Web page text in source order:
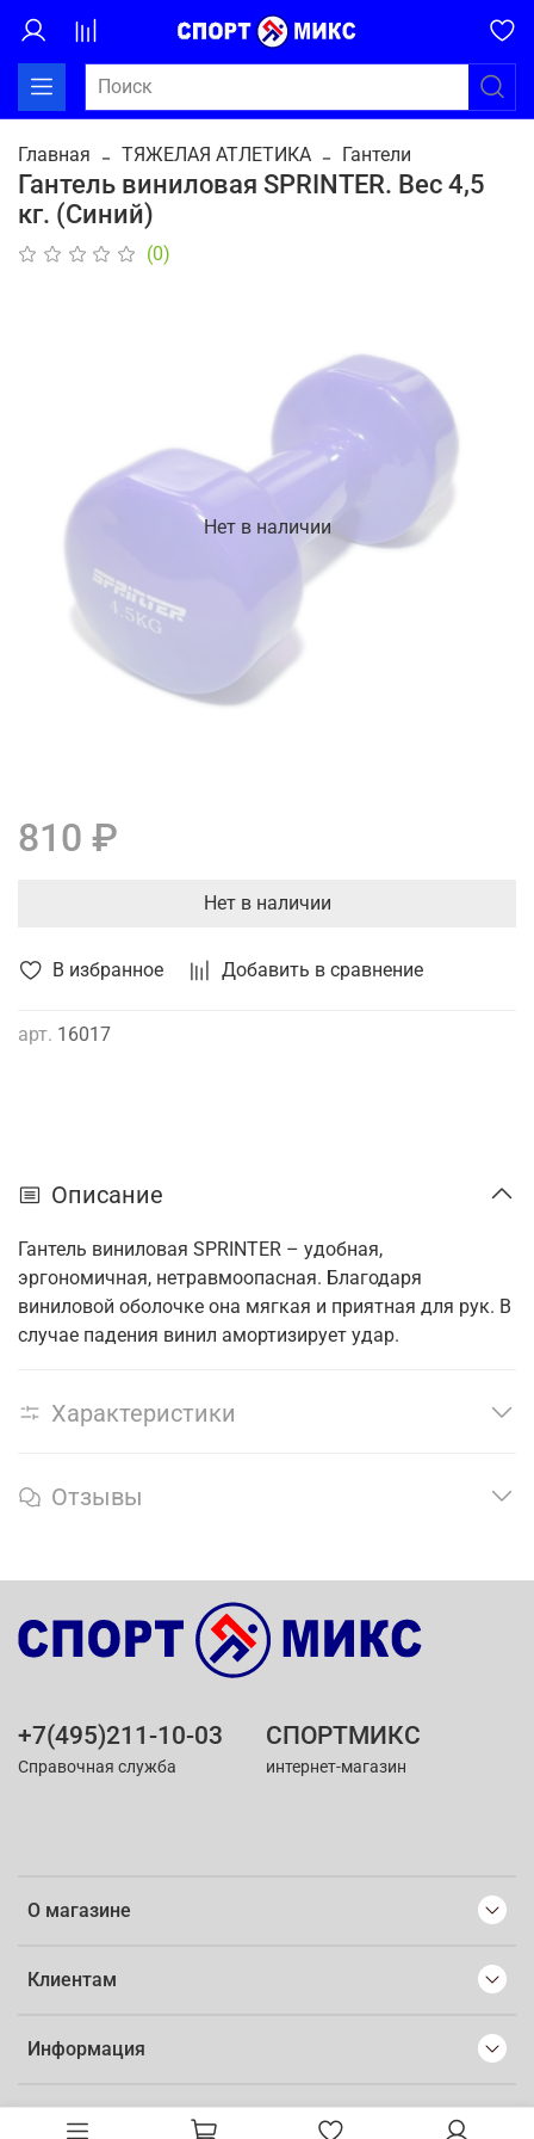
Главная ТЯЖЕЛАЯ АТЛЕТИКА Гантели
Гантель виниловая SPRINTER. Вес 4,5
кг. (Синий)
(0)
В избранное Добавить в сравнение
арт. 16017
Нет в наличии
810 ₽
Нет в наличии
Описание
Гантель виниловая SPRINTER – удобная,
эргономичная, нетравмоопасная. Благодаря
виниловой оболочке она мягкая и приятная для рук. В
случае падения винил амортизирует удар.
Характеристики
Отзывы
О магазине
Клиентам
Информация
+7(495)211-10-03
Справочная служба
СПОРТМИКС
интернет-магазин